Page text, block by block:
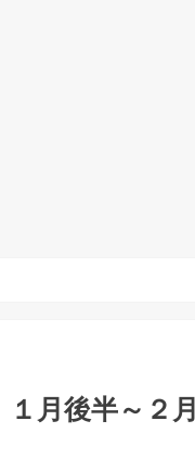
月後半～２月